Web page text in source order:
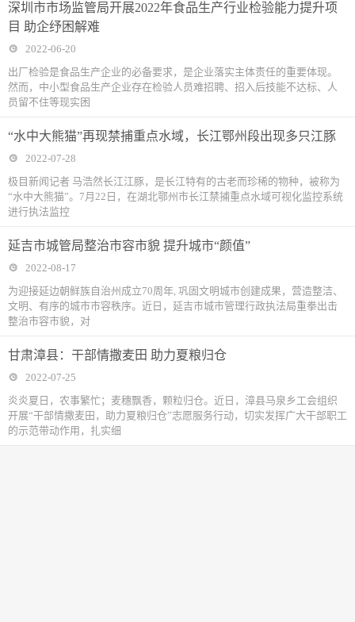
深圳市市场监管局开展2022年食品生产行业检验能力提升项
目 助企纾困解难
2022-06-20
出厂检验是食品生产企业的必备要求，是企业落实主体责任的重要体现。
然而，中小型食品生产企业存在检验人员难招聘、招入后技能不达标、人
员留不住等现实困
“水中大熊猫”再现禁捕重点水域，长江鄂州段出现多只江豚
2022-07-28
极目新闻记者 马浩然长江江豚，是长江特有的古老而珍稀的物种，被称为
“水中大熊猫”。7月22日，在湖北鄂州市长江禁捕重点水域可视化监控系统
进行执法监控
延吉市城管局整治市容市貌 提升城市“颜值”
2022-08-17
为迎接延边朝鲜族自治州成立70周年, 巩固文明城市创建成果，营造整洁、
文明、有序的城市市容秩序。近日，延吉市城市管理行政执法局重拳出击
整治市容市貌，对
甘肃漳县：干部情撒麦田 助力夏粮归仓
2022-07-25
炎炎夏日，农事繁忙；麦穗飘香，颗粒归仓。近日，漳县马泉乡工会组织
开展“干部情撒麦田，助力夏粮归仓”志愿服务行动，切实发挥广大干部职工
的示范带动作用，扎实细